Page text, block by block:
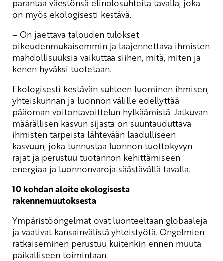
parantaa väestönsä elinolosuhteita tavalla, joka
on myös ekologisesti kestävä.
– On jaettava talouden tulokset
oikeudenmukaisemmin ja laajennettava ihmisten
mahdollisuuksia vaikuttaa siihen, mitä, miten ja
kenen hyväksi tuotetaan.
Ekologisesti kestävän suhteen luominen ihmisen,
yhteiskunnan ja luonnon välille edellyttää
pääoman voitontavoittelun hylkäämistä. Jatkuvan
määrällisen kasvun sijasta on suuntauduttava
ihmisten tarpeista lähtevään laadulliseen
kasvuun, joka tunnustaa luonnon tuottokyvyn
rajat ja perustuu tuotannon kehittämiseen
energiaa ja luonnonvaroja säästävällä tavalla.
10 kohdan aloite ekologisesta
rakennemuutoksesta
Ympäristöongelmat ovat luonteeltaan globaaleja
ja vaativat kansainvälistä yhteistyötä. Ongelmien
ratkaiseminen perustuu kuitenkin ennen muuta
paikalliseen toimintaan.